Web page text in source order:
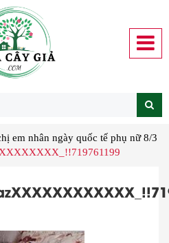
em nhân ngày quốc tế phụ nữ 8/3